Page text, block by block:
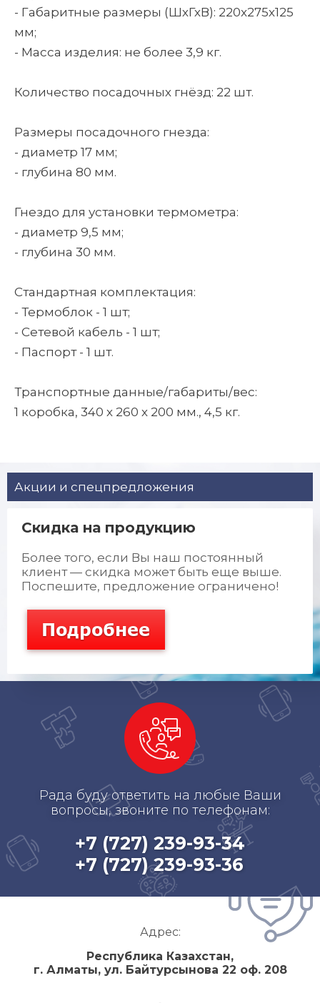
- Габаритные размеры (ШхГхВ): 220x275х125
мм;
- Масса изделия: не более 3,9 кг.
Количество посадочных гнёзд: 22 шт.
Размеры посадочного гнезда:
- диаметр 17 мм;
- глубина 80 мм.
Гнездо для установки термометра:
- диаметр 9,5 мм;
- глубина 30 мм.
Стандартная комплектация:
- Термоблок - 1 шт;
- Сетевой кабель - 1 шт;
- Паспорт - 1 шт.
Транспортные данные/габариты/вес:
1 коробка, 340 х 260 х 200 мм., 4,5 кг.
Акции и спецпредложения
Cкидка на продукцию
Более того, если Вы наш постоянный
клиент — скидка может быть еще выше.
Поспешите, предложение ограничено!
Рада буду ответить на любые Ваши
вопросы, звоните по телефонам:
+7 (727) 239-93-34
+7 (727) 239-93-36
Адрес:
Республика Казахстан,
г. Алматы, ул. Байтурсынова 22 оф. 208